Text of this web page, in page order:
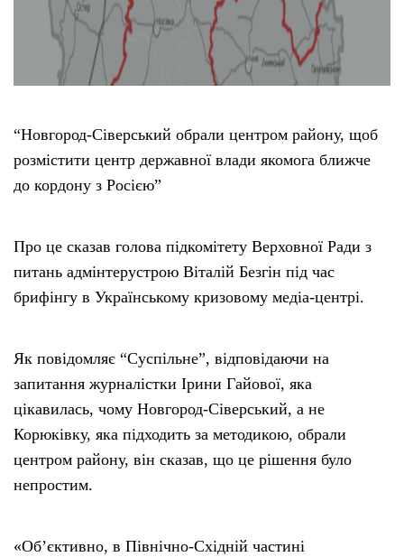
“Новгород-Сіверський обрали центром району, щоб
розмістити центр державної влади якомога ближче
до кордону з Росією”
Про це сказав голова підкомітету Верховної Ради з
питань адмінтерустрою Віталій Безгін під час
брифінгу в Українському кризовому медіа-центрі.
Як повідомляє “Суспільне”, відповідаючи на
запитання журналістки Ірини Гайової, яка
цікавилась, чому Новгород-Сіверський, а не
Корюківку, яка підходить за методикою, обрали
центром району, він сказав, що це рішення було
непростим.
«Об’єктивно, в Північно-Східній частині